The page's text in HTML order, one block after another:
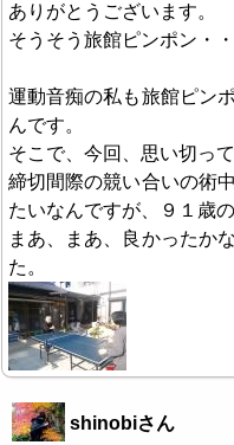
ありがとうございます。
そうそう旅館ピンポン・・
運動音痴の私も旅館ピン
んです。
そこで、今回、思い切っ
締切間際の競い合いの術
たいなんですが、９１歳
まあ、まあ、良かったか
た。
shinobiさん